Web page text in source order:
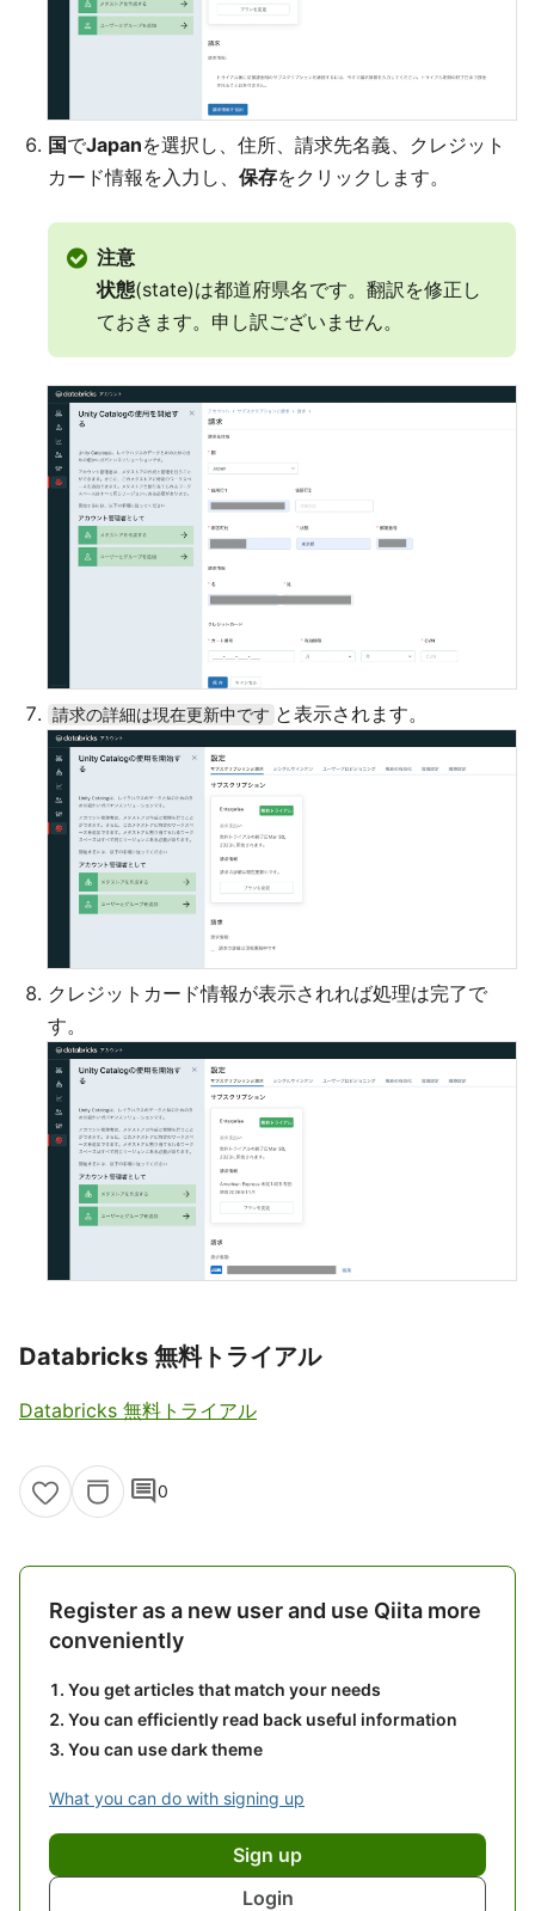
国でJapanを選択し、住所、請求先名義、クレジット
カード情報を入力し、 保存をクリックします。
注意
状態(state)は都道府県名です。翻訳を修正し
ておきます。申し訳ございません。
請求の詳細は現在更新中です と表示されます。
クレジットカード情報が表示されれば処理は完了で
す。
Databricks 無料トライアル
Databricks 無料トライアル
comment0
Register as a new user and use Qiita more
conveniently
You get articles that match your needs
You can efficiently read back useful information
You can use dark theme
What you can do with signing up
Sign up
Login